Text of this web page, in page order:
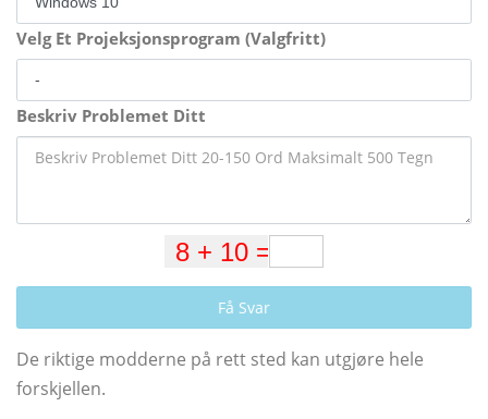
Velg Et Projeksjonsprogram (Valgfritt)
Beskriv Problemet Ditt
Få Svar
De riktige modderne på rett sted kan utgjøre hele
forskjellen.